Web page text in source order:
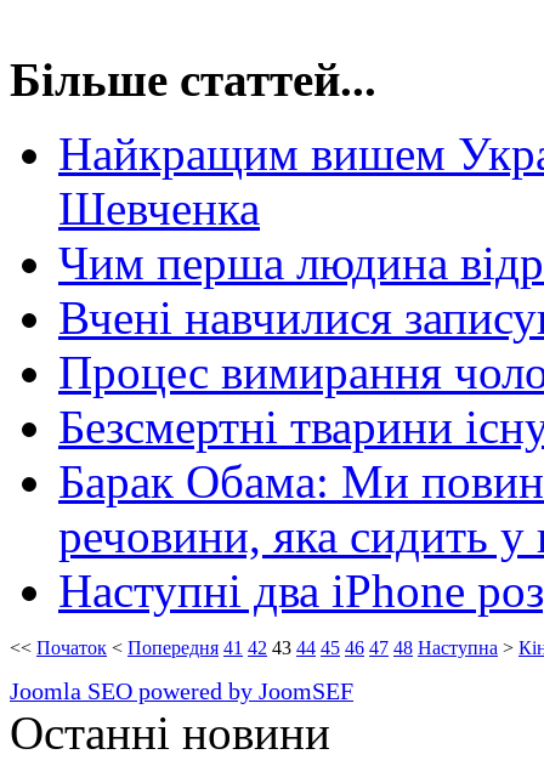
Більше статтей...
Найкращим вишем
Шевченка
Чим перша людина
Вчені навчилися
Процес вимирання
Безсмертні тварини
Барак Обама: Ми
речовини, яка сидить
Наступні два iPhone
<< Початок < Попередня 41 42 43 44 45 46 47 48 Наступна >
Joomla SEO powered by JoomSEF
Останні новини